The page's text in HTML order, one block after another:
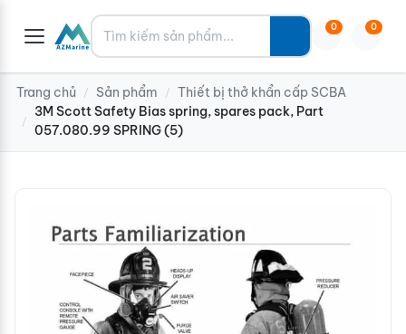
Tìm kiếm 0 0
Trang chủ / Sản phẩm / Thiết bị thở khẩn cấp SCBA
/
3M Scott Safety Bias spring, spares pack, Part
057.080.99 SPRING (5)